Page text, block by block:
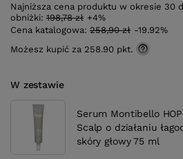
W zestawie
Serum Montibello
Scalp o działaniu
skóry głowy 75 ml
Najniższa cena produktu w okresie 30
obniżki: 198,78 zł +4%
Cena katalogowa: 258,90 zł -19.92%
Możesz kupić za 258.90 pkt.